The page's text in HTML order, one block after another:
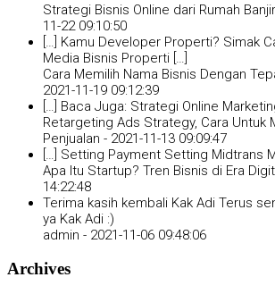
Strategi Bisnis Online dari Rumah
11-22 09:10:50
[…] Kamu Developer Properti? Simak
Media Bisnis Properti […]
Cara Memilih Nama Bisnis Dengan
2021-11-19 09:12:39
[…] Baca Juga: Strategi Online
Retargeting Ads Strategy, Cara Untuk
Penjualan - 2021-11-13 09:09:47
[…] Setting Payment Setting Midtrans
Apa Itu Startup? Tren Bisnis di Era
14:22:48
Terima kasih kembali Kak Adi Terus
ya Kak Adi :)
admin - 2021-11-06 09:48:06
Archives